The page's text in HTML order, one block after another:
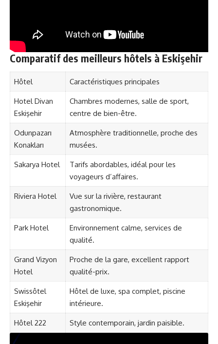
Comparatif des meilleurs hôtels à Eskişehir
Hôtel Caractéristiques principales
Hotel Divan
Eskişehir
Chambres modernes, salle de sport,
centre de bien-être.
Odunpazarı
Konakları
Atmosphère traditionnelle, proche des
musées.
Sakarya Hotel
Tarifs abordables, idéal pour les
voyageurs d’affaires.
Riviera Hotel
Vue sur la rivière, restaurant
gastronomique.
Park Hotel
Environnement calme, services de
qualité.
Grand Vizyon
Hotel
Proche de la gare, excellent rapport
qualité-prix.
Swissôtel
Eskişehir
Hôtel de luxe, spa complet, piscine
intérieure.
Hôtel 222 Style contemporain, jardin paisible.